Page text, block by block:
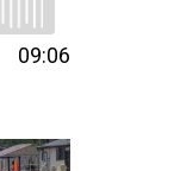
09:06